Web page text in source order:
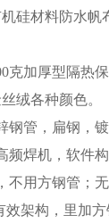
机硅材料防水帆
克加厚型隔热
绒各种颜色。
管，扁钢，镀
频焊机，软件
不用方钢管；
效架构，里加